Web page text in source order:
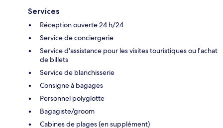
Services
Réception ouverte 24 h/24
Service de conciergerie
Service d'assistance pour les visites touristiques ou l'achat
de billets
Service de blanchisserie
Consigne à bagages
Personnel polyglotte
Bagagiste/groom
Cabines de plages (en supplément)